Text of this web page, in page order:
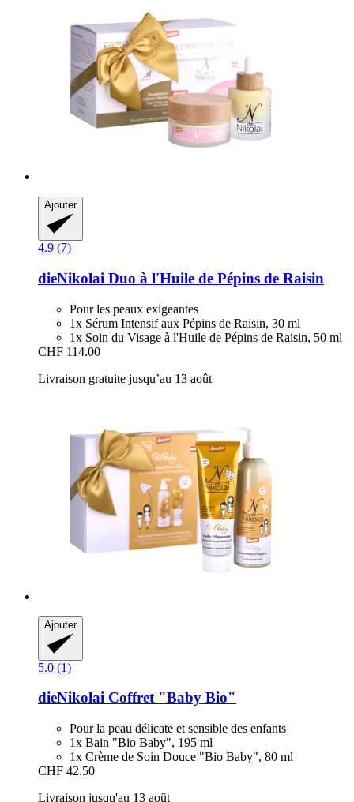
Ajouter
4.9 (7)
dieNikolai Duo à l'Huile de Pépins de Raisin
Pour les peaux exigeantes
1x Sérum Intensif aux Pépins de Raisin, 30 ml
1x Soin du Visage à l'Huile de Pépins de Raisin, 50 ml
CHF 114.00
Livraison gratuite jusqu’au 13 août
Ajouter
5.0 (1)
dieNikolai Coffret "Baby Bio"
Pour la peau délicate et sensible des enfants
1x Bain "Bio Baby", 195 ml
1x Crème de Soin Douce "Bio Baby", 80 ml
CHF 42.50
Livraison jusqu'au 13 août